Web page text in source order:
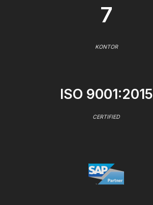
7
KONTOR
ISO 9001:2015
CERTIFIED